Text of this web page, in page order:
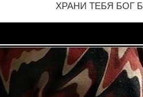
ХРАНИ ТЕБЯ БОГ